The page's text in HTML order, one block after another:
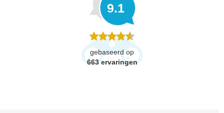
9.1
gebaseerd op
663 ervaringen